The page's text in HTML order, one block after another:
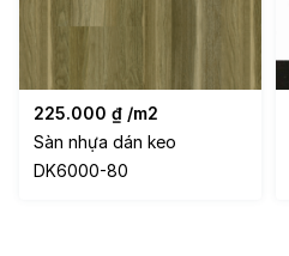
225.000 ₫ /m2
Sàn nhựa dán keo
DK6000-80